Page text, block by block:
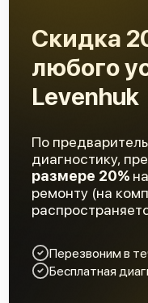
Калибровка и настройка
Перепрошивка и
Замена шим
Замена микросхемы
Перевёрнутое
или на видео
Скидка
любого
Levenhuk
По
диагностику,
размере 20%
ремонту (на
Перезвоним в
Бесплатная